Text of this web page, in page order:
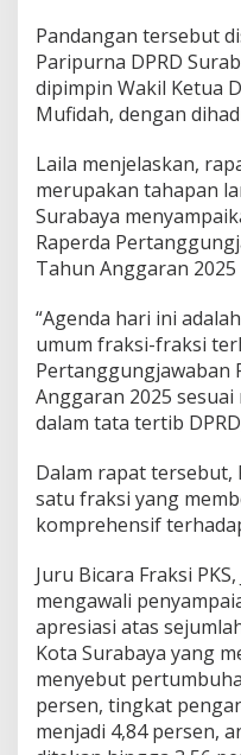
M
n
t
a
e
m
k
o
t
T
g
k
a
t
k
a
E
f
e
t
i
v
i
t
a
s
P
e
Pandangan tersebut
Paripurna DPRD
dipimpin Wakil Ketua
Mufidah, dengan
Laila menjelaskan,
merupakan tahapan
Surabaya
Raperda
Tahun Anggaran 2025
“Agenda hari ini
umum fraksi-fraksi
Pertanggungjawaban
Anggaran 2025
dalam tata tertib
Dalam rapat tersebut,
satu fraksi yang
komprehensif
Juru Bicara Fraksi
mengawali
apresiasi atas
Kota Surabaya yang
menyebut
persen, tingkat
menjadi 4,84 persen,